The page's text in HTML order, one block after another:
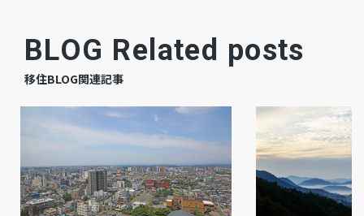
引渡時期 相談
上水道 公共
公共
都市計画 市街化区域
BLOG Related posts
移住BLOG関連記事